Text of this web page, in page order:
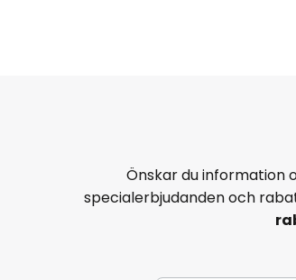
Önskar du information
specialerbjudanden och